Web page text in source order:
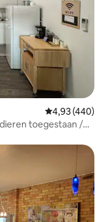
Gemiddelde
4,93 (440)
toegestaan /